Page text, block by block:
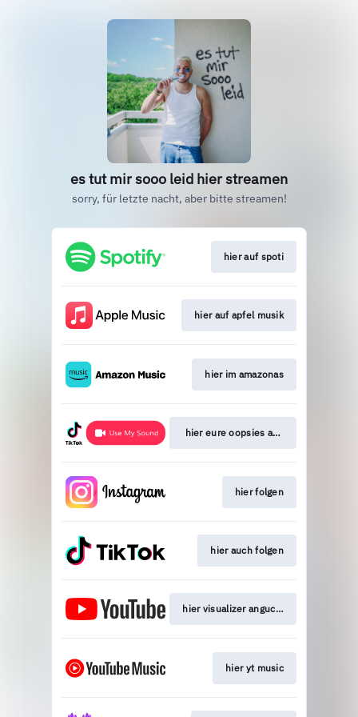
es tut mir sooo leid hier streamen
sorry, für letzte nacht, aber bitte streamen!
hier auf spoti
hier auf apfel musik
hier im amazonas
hier eure oopsies auf den sound
hier folgen
hier auch folgen
hier visualizer angucken
hier yt music